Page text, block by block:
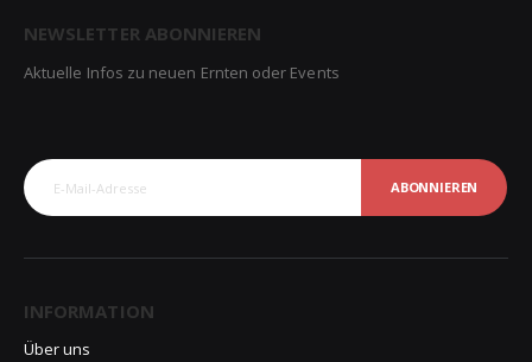
NEWSLETTER ABONNIEREN
Aktuelle Infos zu neuen Ernten oder Events
ABONNIEREN
INFORMATION
Über uns